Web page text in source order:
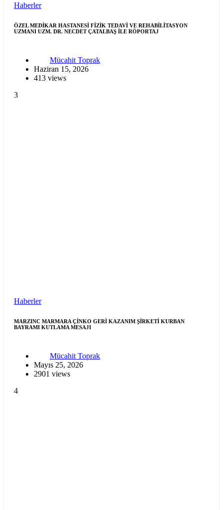
Haberler
ÖZEL MEDİKAR HASTANESİ FİZİK TEDAVİ VE REHABİLİTASYON
UZMANI UZM. DR. NECDET ÇATALBAŞ İLE RÖPORTAJ
Mücahit Toprak
Haziran 15, 2026
413 views
3
Haberler
MARZINC MARMARA ÇİNKO GERİ KAZANIM ŞİRKETİ KURBAN
BAYRAMI KUTLAMA MESAJI
Mücahit Toprak
Mayıs 25, 2026
2901 views
4